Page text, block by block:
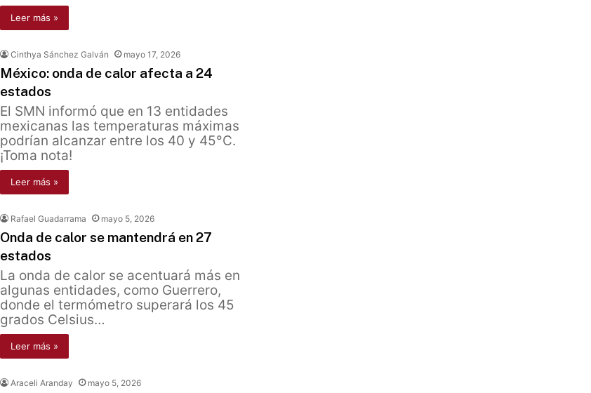
Leer más »
Cinthya Sánchez Galván mayo 17, 2026
México: onda de calor afecta a 24
estados
El SMN informó que en 13 entidades
mexicanas las temperaturas máximas
podrían alcanzar entre los 40 y 45°C.
¡Toma nota!
Leer más »
Rafael Guadarrama mayo 5, 2026
Onda de calor se mantendrá en 27
estados
La onda de calor se acentuará más en
algunas entidades, como Guerrero,
donde el termómetro superará los 45
grados Celsius…
Leer más »
Araceli Aranday mayo 5, 2026